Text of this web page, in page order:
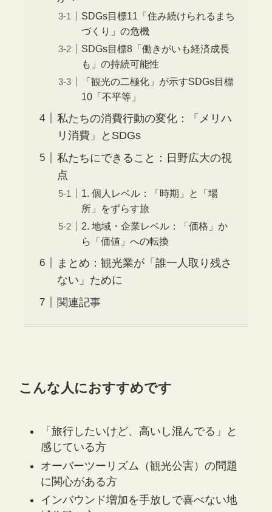
SDGs目標11「住み続けられるまち
づくり」の危機
SDGs目標8「働きがいも経済成長
も」の持続可能性
「観光の二極化」が示すSDGs目標
10「不平等」
私たちの消費行動の変化：「メリハ
リ消費」とSDGs
私たちにできること：日野広大の視
点
1. 個人レベル：「時期」と「場
所」をずらす旅
2. 地域・企業レベル：「価格」か
ら「価値」への転換
まとめ：観光業が「誰一人取り残さ
ない」ために
関連記事
こんな人におすすめです
「旅行したいけど、高いし混んでる」と
感じている方
オーバーツーリズム（観光公害）の問題
に関心がある方
インバウンド増加を手放しで喜べない地